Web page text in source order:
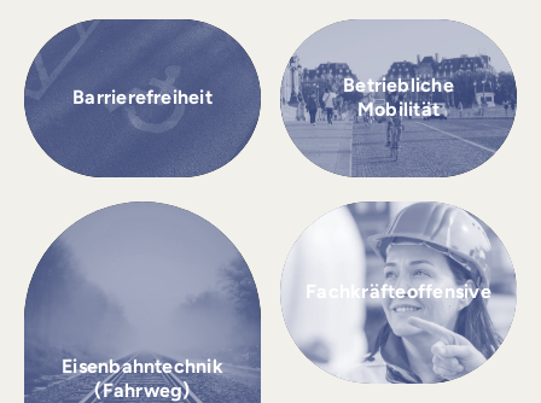
Barrierefreiheit
Betriebliche
Mobilität
Eisenbahntechnik
(Fahrweg)
Fachkräfteoffensive